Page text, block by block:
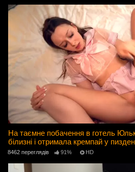
На таємне побачення в готель
білизні і отримала кремпай у
8462 переглядів 91% HD